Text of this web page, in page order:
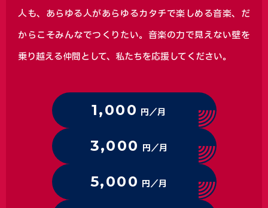
人も、あらゆる人があらゆるカタチで楽しめる音楽、 だ
からこそみんなでつくりたい。音楽の力で見えない壁を
乗り越える仲間として、私たちを応援してください。
1,000 円／月
3,000 円／月
5,000 円／月